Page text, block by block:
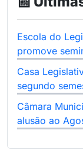
Escola do
promove
Casa
segundo
Câmara
alusão ao